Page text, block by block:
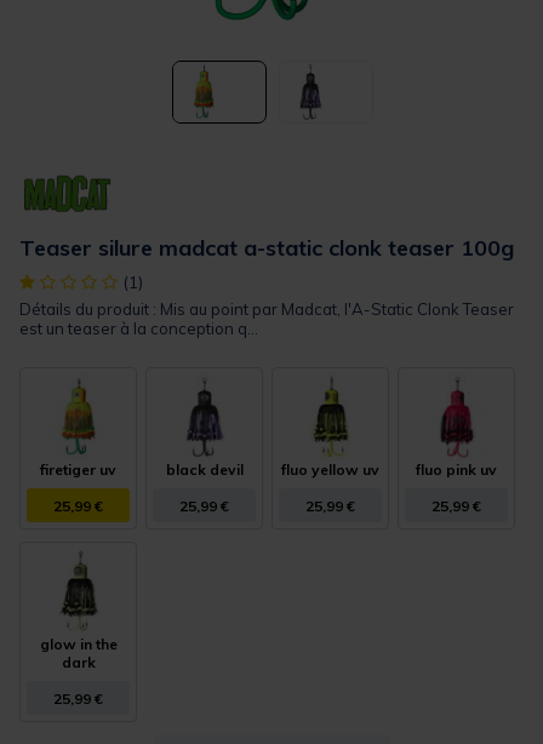
Teaser silure madcat a-static clonk teaser 100g
[object Object] out of 5 Customer Rating
(1)
Détails du produit : Mis au point par Madcat, l'A-Static Clonk Teaser
est un teaser à la conception q...
firetiger uv
25,99 €
black devil
25,99 €
fluo yellow uv
25,99 €
fluo pink uv
25,99 €
glow in the
dark
25,99 €